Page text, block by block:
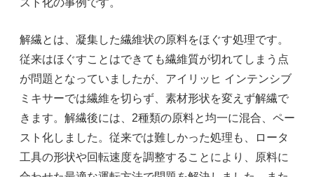
解繊とは、凝集した繊維状の原料をほぐす処理です。
従来はほぐすことはできても繊維質が切れてしまう点
が問題となっていましたが、アイリッヒ インテンシブ
ミキサーでは繊維を切らず、素材形状を変えず解繊で
きます。解繊後には、2種類の原料と均一に混合、ペー
スト化しました。従来では難しかった処理も、ロータ
工具の形状や回転速度を調整することにより、原料に